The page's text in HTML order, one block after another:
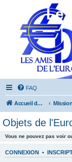
FAQ
Accueil du forum
Objets de
Vous ne pouvez pas voir
CONNEXION •